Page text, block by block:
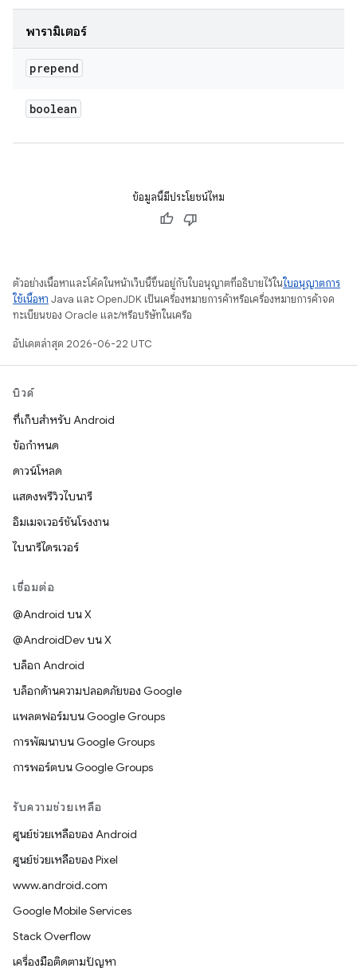
พารามิเตอร์
prepend
boolean
ข้อมูลนี้มีประโยชน์ไหม
ตัวอย่างเนื้อหาและโค้ดในหน้าเว็บนี้ขึ้นอยู่กับใบอนุญาตที่อธิบายไว้ในใบอนุญาตการ
ใช้เนื้อหา Java และ OpenJDK เป็นเครื่องหมายการค้าหรือเครื่องหมายการค้าจด
ทะเบียนของ Oracle และ/หรือบริษัทในเครือ
อัปเดตล่าสุด 2026-06-22 UTC
บิวด์
ที่เก็บสำหรับ Android
ข้อกำหนด
ดาวน์โหลด
แสดงพรีวิวไบนารี
อิมเมจเวอร์ชันโรงงาน
ไบนารีไดรเวอร์
เชื่อมต่อ
@Android บน X
@AndroidDev บน X
บล็อก Android
บล็อกด้านความปลอดภัยของ Google
แพลตฟอร์มบน Google Groups
การพัฒนาบน Google Groups
การพอร์ตบน Google Groups
รับความช่วยเหลือ
ศูนย์ช่วยเหลือของ Android
ศูนย์ช่วยเหลือของ Pixel
www.android.com
Google Mobile Services
Stack Overflow
เครื่องมือติดตามปัญหา